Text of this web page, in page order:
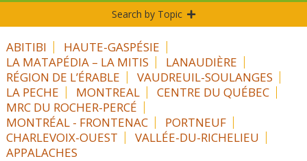
Search by Topic
ABITIBI
HAUTE-GASPÉSIE
LA MATAPÉDIA – LA MITIS
LANAUDIÈRE
RÉGION DE L’ÉRABLE
VAUDREUIL-SOULANGES
LA PECHE
MONTREAL
CENTRE DU QUÉBEC
MRC DU ROCHER-PERCÉ
MONTRÉAL - FRONTENAC
PORTNEUF
CHARLEVOIX-OUEST
VALLÉE-DU-RICHELIEU
APPALACHES